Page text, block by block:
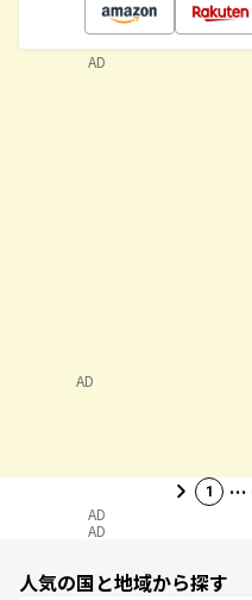
AD
1 …
AD
AD
人気の国と地域から探す
AD